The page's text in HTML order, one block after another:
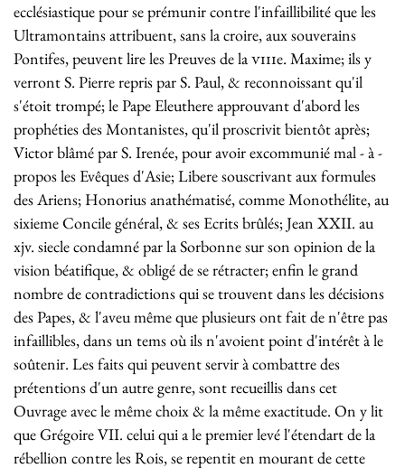
ecclésiastique pour se prémunir contre l'infaillibilité que les
Ultramontains attribuent, sans la croire, aux souverains
Pontifes, peuvent lire les Preuves de laviiie. Maxime; ils y
verront S. Pierre repris par S. Paul, & reconnoissant qu'il
s'étoit trompé; le Pape Eleuthere approuvant d'abord les
prophéties des Montanistes, qu'il proscrivit bientôt après;
Victor blâmé par S. Irenée, pour avoir excommunié mal - à -
propos les Evêques d'Asie; Libere souscrivant aux formules
des Ariens; Honorius anathématisé, comme Monothélite, au
sixieme Concile général, & ses Ecrits brûlés; Jean XXII. au
xjv. siecle condamné par la Sorbonne sur son opinion de la
vision béatifique, & obligé de se rétracter; enfin le grand
nombre de contradictions qui se trouvent dans les décisions
des Papes, & l'aveu même que plusieurs ont fait de n'être pas
infaillibles, dans un tems où ils n'avoient point d'intérêt à le
soûtenir. Les faits qui peuvent servir à combattre des
prétentions d'un autre genre, sont recueillis dans cet
Ouvrage avec le même choix & la même exactitude. On y lit
que Grégoire VII. celui qui a le premier levé l'étendart de la
rébellion contre les Rois, se repentit en mourant de cette